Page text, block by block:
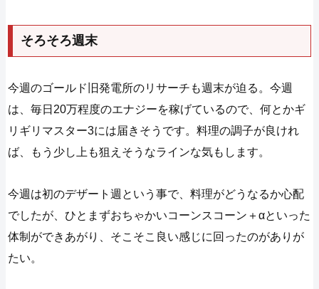
そろそろ週末
今週のゴールド旧発電所のリサーチも週末が迫る。今週
は、毎日20万程度のエナジーを稼げているので、何とかギ
リギリマスター3には届きそうです。料理の調子が良けれ
ば、もう少し上も狙えそうなラインな気もします。
今週は初のデザート週という事で、料理がどうなるか心配
でしたが、ひとまずおちゃかいコーンスコーン＋αといった
体制ができあがり、そこそこ良い感じに回ったのがありが
たい。